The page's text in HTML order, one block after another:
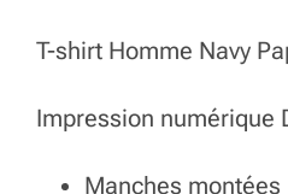
T-shirt Homme Navy
Impression numérique
Manches montées